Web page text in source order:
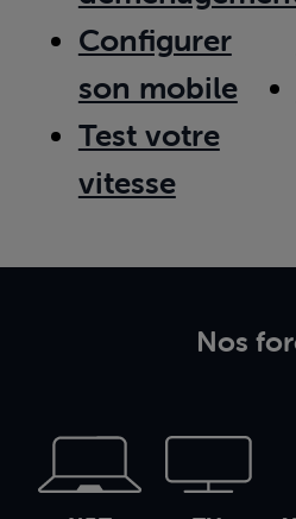
Configurer
son mobile
Test votre
vitesse
Nos